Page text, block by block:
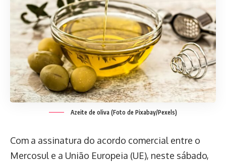
Azeite de oliva (Foto de Pixabay/Pexels)
Com a assinatura do acordo comercial entre o
Mercosul e a União Europeia (UE), neste sábado,